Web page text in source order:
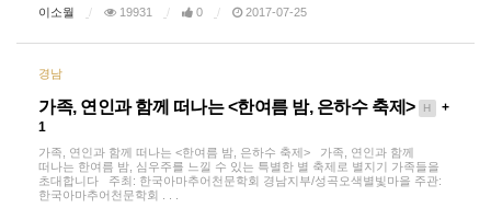
이소월
19931 0 2017-07-25
경남
가족, 연인과 함께 떠나는 <한여름 밤, 은하수 축제> H
+
1
가족, 연인과 함께 떠나는 <한여름 밤, 은하수 축제> 가족, 연인과 함께
떠나는 한여름 밤, 심우주를 느낄 수 있는 특별한 별 축제로 별지기 가족들을
초대합니다 주최: 한국아마추어천문학회 경남지부/성곡오색별빛마을 주관:
한국아마추어천문학회 . . .